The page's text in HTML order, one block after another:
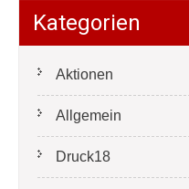
Kategorien
Aktionen
Allgemein
Druck18